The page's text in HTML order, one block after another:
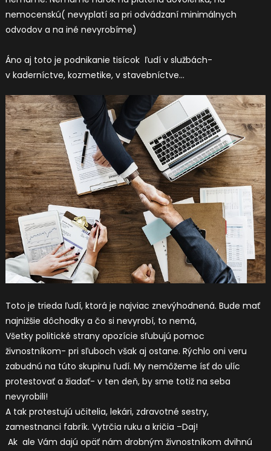
nemocenskú( nevyplatí sa pri odvádzaní minimálnych
odvodov a na iné nevyrobíme)
Áno aj toto je podnikanie tisícok ľudí v službách-
v kaderníctve, kozmetike, v stavebníctve…
Toto je trieda ľudí, ktorá je najviac znevýhodnená. Bude mať
najnižšie dôchodky a čo si nevyrobí, to nemá,
Všetky politické strany opozície sľubujú pomoc
živnostníkom- pri sľuboch však aj ostane. Rýchlo oni veru
zabudnú na túto skupinu ľudí. My nemôžeme ísť do ulíc
protestovať a žiadať- v ten deň, by sme totiž na seba
nevyrobili!
A tak protestujú učitelia, lekári, zdravotné sestry,
zamestnanci fabrík. Vytrčia ruku a kričia –Daj!
Ak ale Vám dajú opäť nám drobným živnostníkom dvihnú